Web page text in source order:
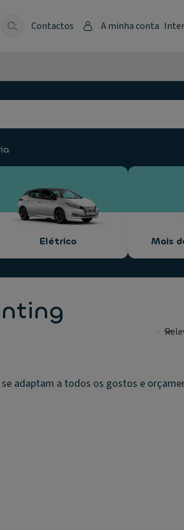
Contactos A minha conta
Elétrico Mais
adaptam a todos os gostos e